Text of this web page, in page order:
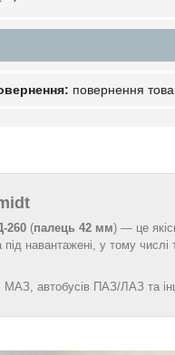
повернення
(палець 42 мм) — це
навантажені, у тому
МАЗ, автобусів ПАЗ/ЛАЗ та